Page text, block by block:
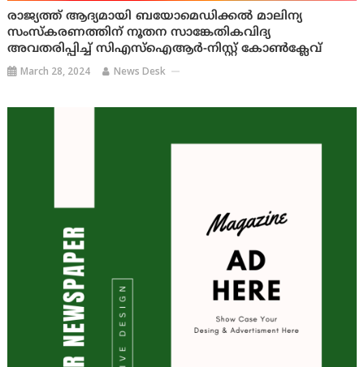
രാജ്യത്ത് ആദ്യമായി ബയോമെഡിക്കല്‍ മാലിന്യ
സംസ്‌കരണത്തിന് നൂതന സാങ്കേതികവിദ്യ
അവതരിപ്പിച്ച് സിഎസ്‌ഐആര്‍-നിസ്റ്റ് കോണ്‍ക്ലേവ്
March 28, 2024 News Desk